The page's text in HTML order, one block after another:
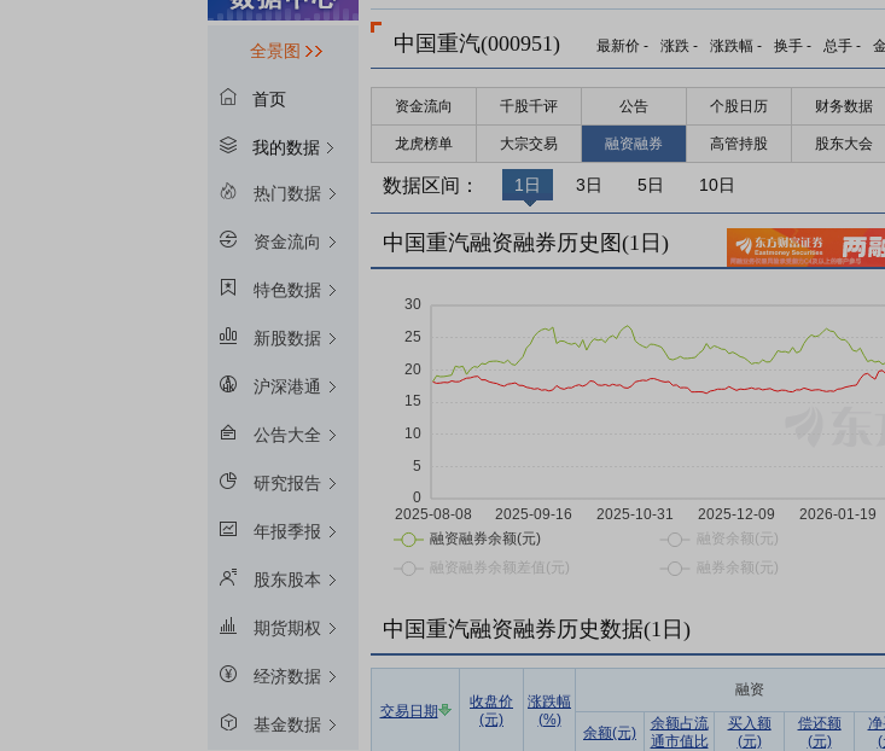
全景图
首页
我的数据
热门数据
资金流向
特色数据
新股数据
沪深港通
公告大全
研究报告
年报季报
股东股本
期货期权
经济数据
基金数据
中国重汽(000951) 最新价 - 涨跌 - 涨跌幅 - 换手 - 总手 -
资金流向 千股千评 公告 个股日历 财务数据
龙虎榜单 大宗交易 融资融券 高管持股 股东大会
数据区间： 1日 3日 5日 10日
中国重汽融资融券历史图(1 日)
中国重汽融资融券历史数据(1 日)
交易日期
收盘价
(元)
涨跌幅
(%)
融资
余额(元)
余额占流
通市值比
买入额
(元)
偿还额
(元)
净
(